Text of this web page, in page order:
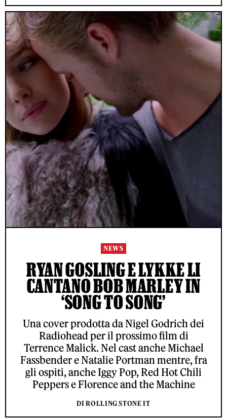
NEWS
RYAN GOSLING E LYKKE LI
CANTANO BOB MARLEY IN
‘SONG TO SONG’
Una cover prodotta da Nigel Godrich dei
Radiohead per il prossimo film di
Terrence Malick. Nel cast anche Michael
Fassbender e Natalie Portman mentre, fra
gli ospiti, anche Iggy Pop, Red Hot Chili
Peppers e Florence and the Machine
DI ROLLING STONE IT